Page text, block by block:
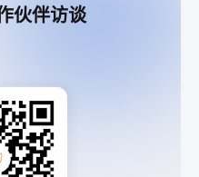
伙伴访谈